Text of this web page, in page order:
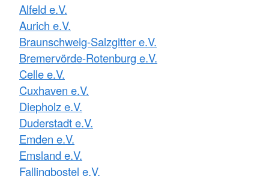
Alfeld e.V.
Aurich e.V.
Braunschweig-Salzgitter e.V.
Bremervörde-Rotenburg e.V.
Celle e.V.
Cuxhaven e.V.
Diepholz e.V.
Duderstadt e.V.
Emden e.V.
Emsland e.V.
Fallingbostel e.V.